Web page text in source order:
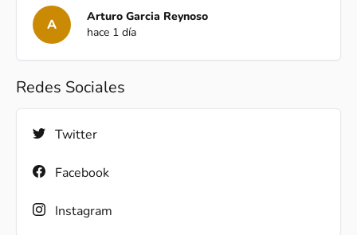
A
Arturo Garcia Reynoso
hace 1 día
Redes Sociales
Twitter
Facebook
Instagram